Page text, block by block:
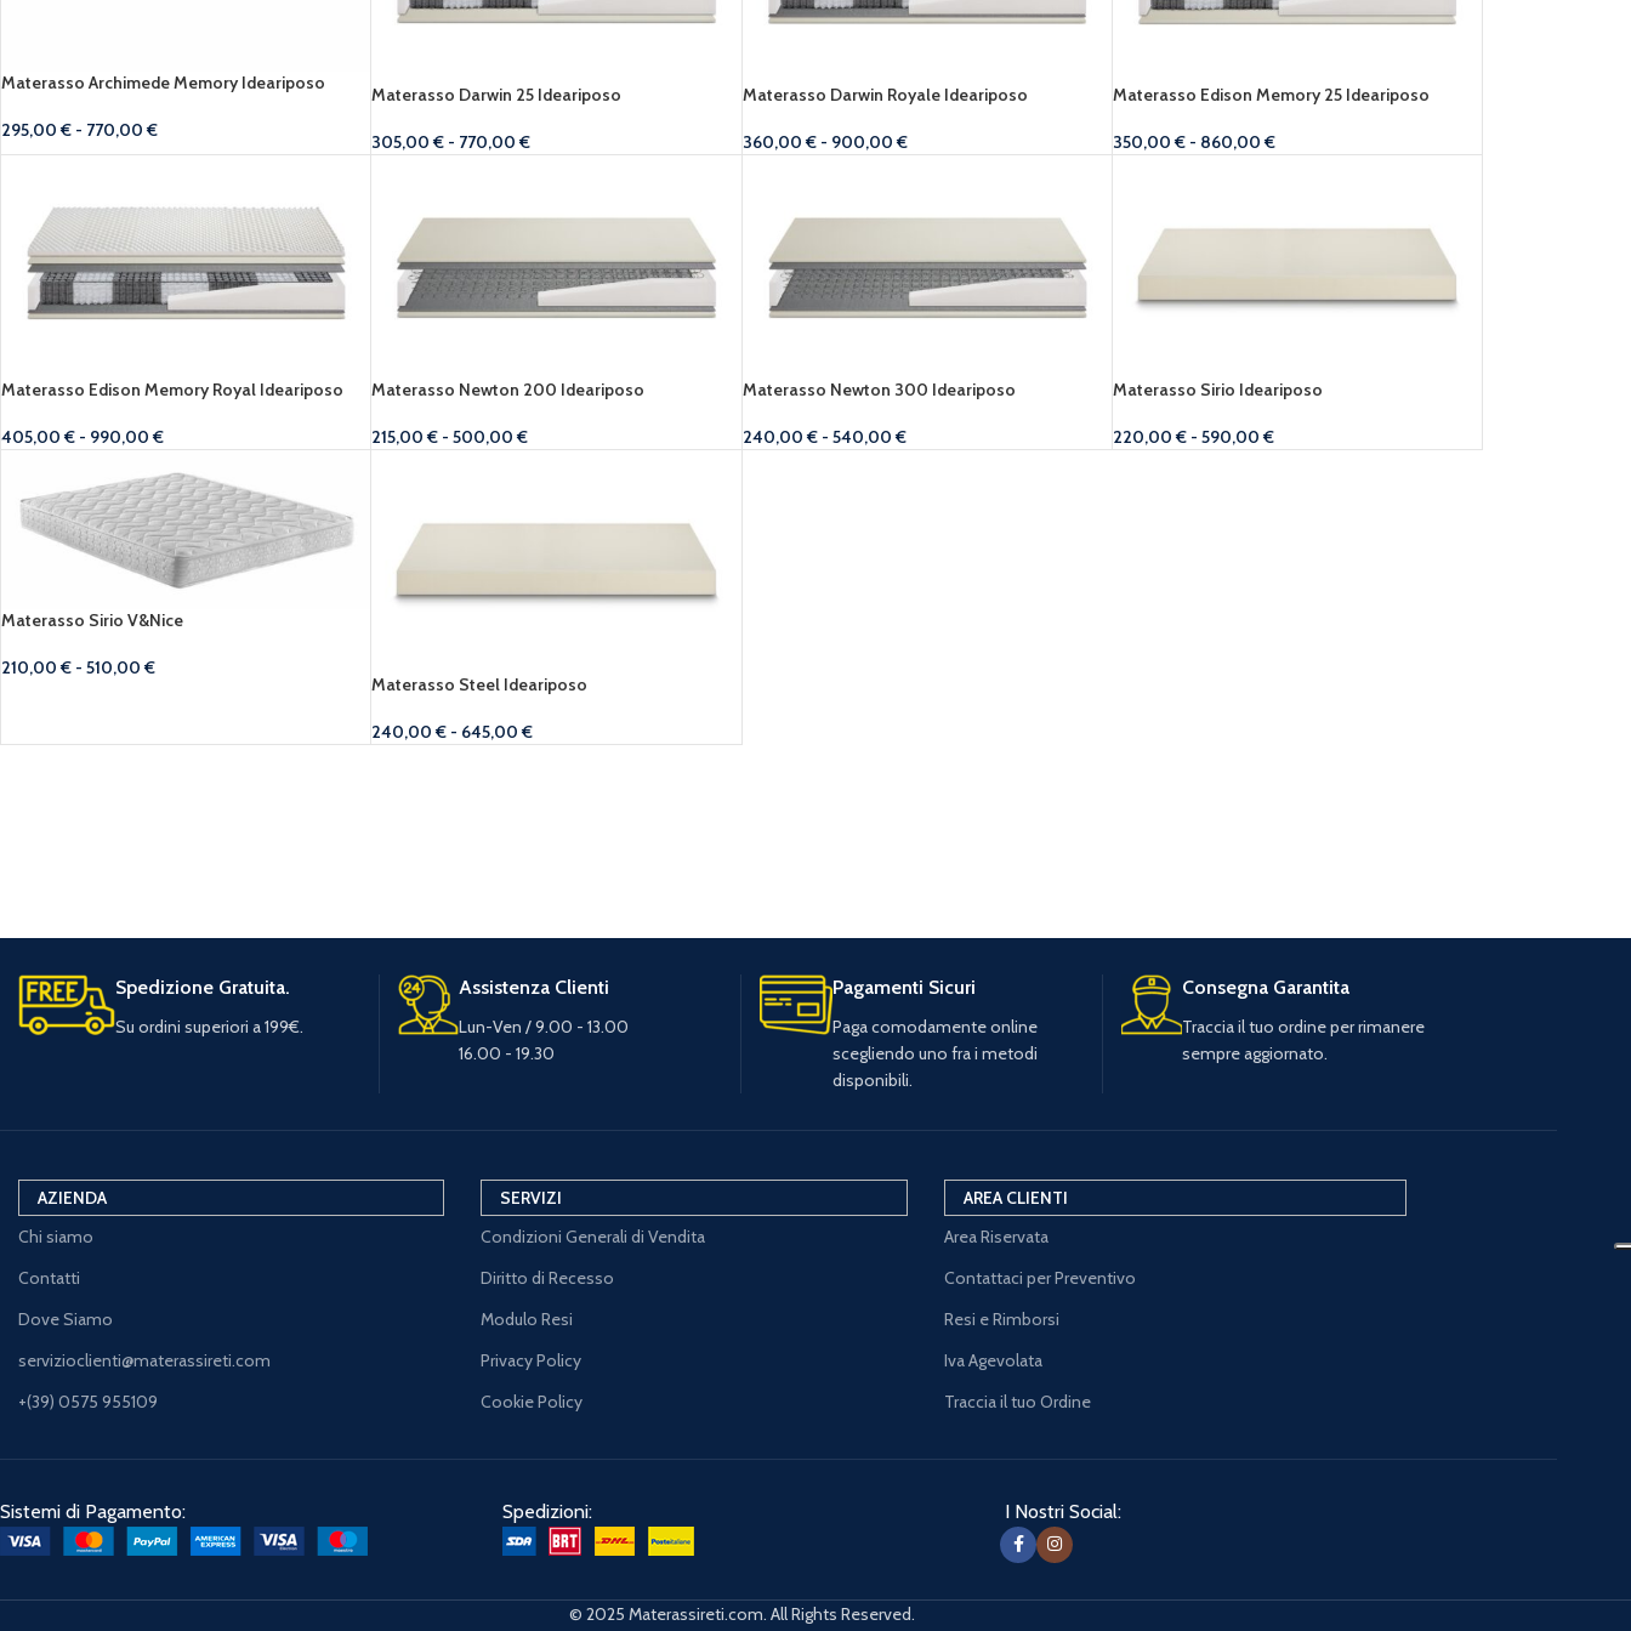
Materasso Archimede Memory Ideariposo
295,00€ - 770,00€
Materasso Darwin 25 Ideariposo
305,00€ - 770,00€
Materasso Darwin Royale Ideariposo
360,00€ - 900,00€
Materasso Edison Memory 25 Ideariposo
350,00€ - 860,00€
Materasso Edison Memory Royal Ideariposo
405,00€ - 990,00€
Materasso Newton 200 Ideariposo
215,00€ - 500,00€
Materasso Newton 300 Ideariposo
240,00€ - 540,00€
Materasso Sirio Ideariposo
220,00€ - 590,00€
Materasso Sirio V&Nice
210,00€ - 510,00€
Materasso Steel Ideariposo
240,00€ - 645,00€
Spedizione Gratuita.
Su ordini superiori a 199€.
Assistenza Clienti
Lun-Ven / 9.00 - 13.00
16.00 - 19.30
Pagamenti Sicuri
Paga comodamente online
scegliendo uno fra i metodi
disponibili.
Consegna Garantita
Traccia il tuo ordine per rimanere
sempre aggiornato.
AZIENDA
Chi siamo
Contatti
Dove Siamo
servizioclienti@materassireti.com
+(39) 0575 955109
SERVIZI
Condizioni Generali di Vendita
Diritto di Recesso
Modulo Resi
Privacy Policy
Cookie Policy
AREA CLIENTI
Area Riservata
Contattaci per Preventivo
Resi e Rimborsi
Iva Agevolata
Traccia il tuo Ordine
Sistemi di Pagamento: Spedizioni: I Nostri Social:
© 2025 Materassireti.com. All Rights Reserved.